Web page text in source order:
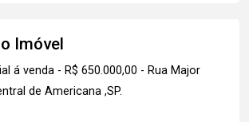
Imóvel
á venda - R$ 650.000,00 - Rua Major
de Americana ,SP.